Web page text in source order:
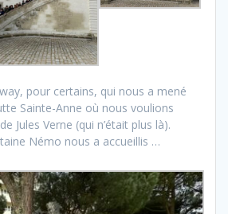
pour certains, qui nous a mené
Sainte-Anne où nous voulions
Jules Verne (qui n’était plus là).
Némo nous a accueillis …